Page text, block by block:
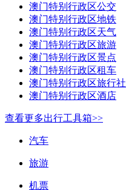
澳门特别行政区公交
澳门特别行政区地铁
澳门特别行政区天气
澳门特别行政区旅游
澳门特别行政区景点
澳门特别行政区租车
澳门特别行政区旅行社
澳门特别行政区酒店
查看更多出行工具箱>>
汽车
旅游
机票